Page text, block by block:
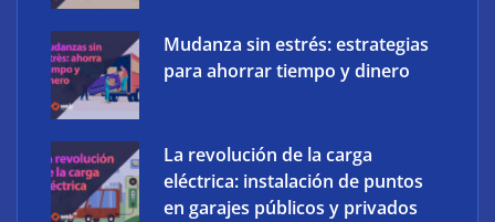
Mudanza sin estrés: estrategias
para ahorrar tiempo y dinero
La revolución de la carga
eléctrica: instalación de puntos
en garajes públicos y privados